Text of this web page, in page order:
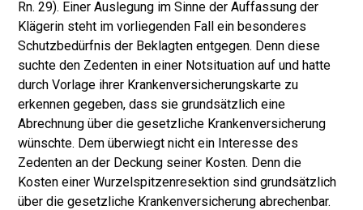
Rn. 29). Einer Auslegung im Sinne der Auffassung der
Klägerin steht im vorliegenden Fall ein besonderes
Schutzbedürfnis der Beklagten entgegen. Denn diese
suchte den Zedenten in einer Notsituation auf und hatte
durch Vorlage ihrer Krankenversicherungskarte zu
erkennen gegeben, dass sie grundsätzlich eine
Abrechnung über die gesetzliche Krankenversicherung
wünschte. Dem überwiegt nicht ein Interesse des
Zedenten an der Deckung seiner Kosten. Denn die
Kosten einer Wurzelspitzenresektion sind grundsätzlich
über die gesetzliche Krankenversicherung abrechenbar.